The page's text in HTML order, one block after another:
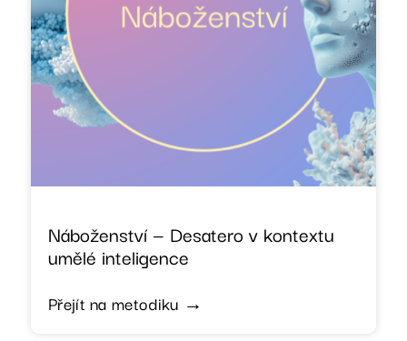
Náboženství — Desatero v kontextu
umělé inteligence
Přejít na metodiku →